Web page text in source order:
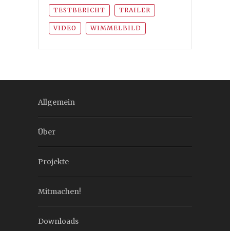
TESTBERICHT TRAILER
VIDEO WIMMELBILD
Allgemein
Über
Projekte
Mitmachen!
Downloads